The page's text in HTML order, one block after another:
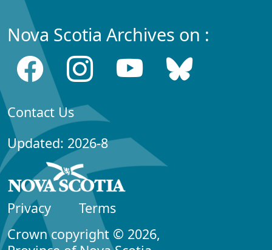
Nova Scotia Archives on :
Contact Us
Updated: 2026-8
Privacy
Terms
Crown copyright © 2026,